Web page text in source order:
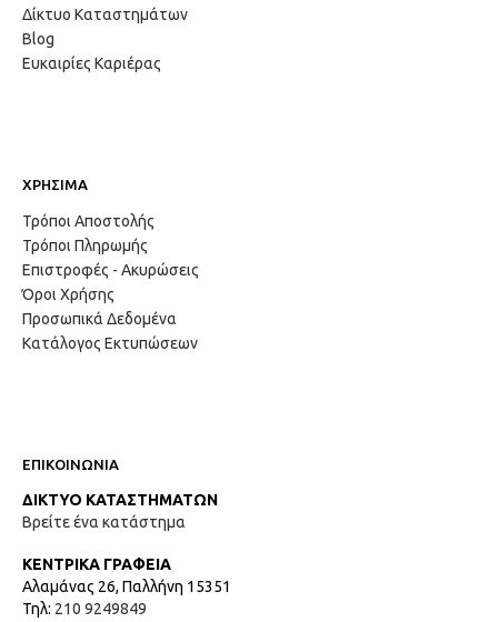
Δίκτυο Καταστημάτων
Blog
Ευκαιρίες Καριέρας
ΧΡΗΣΙΜΑ
Τρόποι Αποστολής
Τρόποι Πληρωμής
Επιστροφές - Ακυρώσεις
Όροι Χρήσης
Προσωπικά Δεδομένα
Κατάλογος Εκτυπώσεων
ΕΠΙΚΟΙΝΩΝΙΑ
ΔΙΚΤΥΟ ΚΑΤΑΣΤΗΜΑΤΩΝ
Βρείτε ένα κατάστημα
ΚΕΝΤΡΙΚΑ ΓΡΑΦΕΙΑ
Αλαμάνας 26, Παλλήνη 15351
Τηλ: 210 9249849